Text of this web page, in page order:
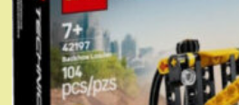
БУБА
ИГРАЕМ
ВМЕСТЕ
в
кор.2*192шт